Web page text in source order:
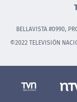
BELLAVISTA #0990,
©2022 TELEVISIÓN